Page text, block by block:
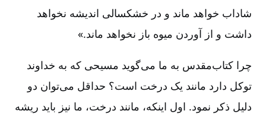
شاداب خواهد ماند و در خشکسالی اندیشه نخواهد
داشت و از آوردن میوه باز نخواهد ماند.»
چرا کتاب‌مقدس به ما می‌گوید مسیحی که به خداوند
توکل دارد مانند یک درخت است؟ حداقل می‌توان دو
دلیل ذکر نمود. اول اینکه، مانند درخت، ما نیز باید ریشه